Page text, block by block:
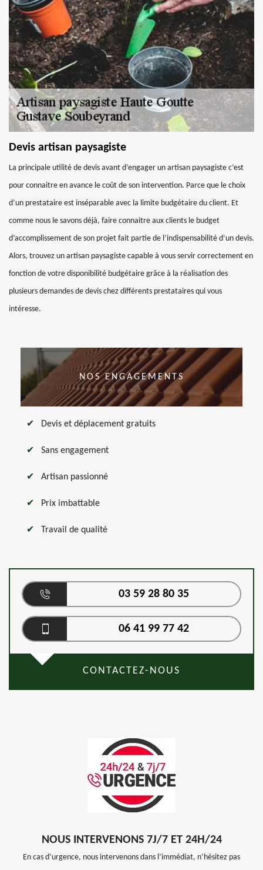
Devis artisan paysagiste
La principale utilité de devis avant d’engager un artisan paysagiste c’est
pour connaitre en avance le coût de son intervention. Parce que le choix
d’un prestataire est inséparable avec la limite budgétaire du client. Et
comme nous le savons déjà, faire connaitre aux clients le budget
d’accomplissement de son projet fait partie de l’indispensabilité d’un devis.
Alors, trouvez un artisan paysagiste capable à vous servir correctement en
fonction de votre disponibilité budgétaire grâce à la réalisation des
plusieurs demandes de devis chez différents prestataires qui vous
intéresse.
NOS ENGAGEMENTS
Devis et déplacement gratuits
Sans engagement
Artisan passionné
Prix imbattable
Travail de qualité
03 59 28 80 35
06 41 99 77 42
CONTACTEZ-NOUS
NOUS INTERVENONS 7J/7 ET 24H/24
En cas d’urgence, nous intervenons dans l’immédiat, n’hésitez pas